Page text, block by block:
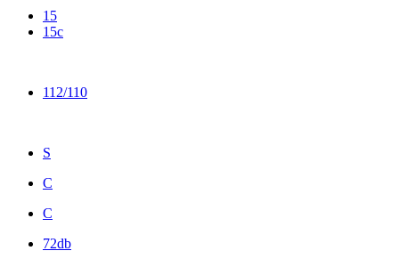
15
15c
112/110
S
C
C
72db